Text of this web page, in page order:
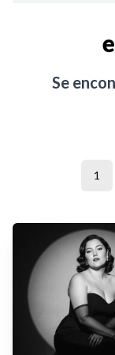
Se
1